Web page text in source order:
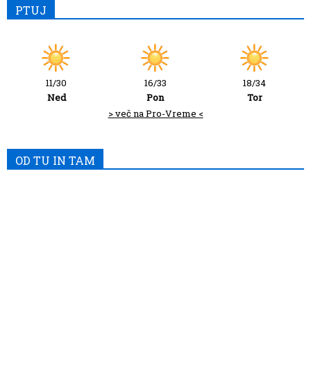
PTUJ
11/30
Ned
16/33
Pon
18/34
Tor
> več na Pro-Vreme <
OD TU IN TAM